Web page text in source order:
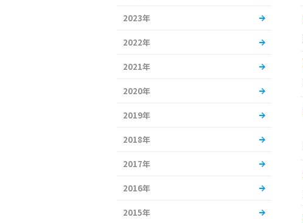
2023年
2022年
2021年
2020年
2019年
2018年
2017年
2016年
2015年